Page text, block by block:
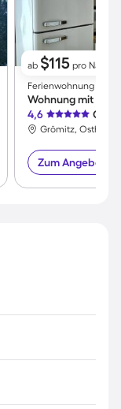
ab $115 pro Nacht
Ferienwohnung ∙ 2
Wohnung mit
4,6
Grömitz,
Zum Angebot